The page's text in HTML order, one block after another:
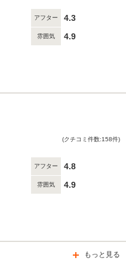
アフター 4.3
雰囲気 4.9
(クチコミ件数:158件)
アフター 4.8
雰囲気 4.9
もっと見る